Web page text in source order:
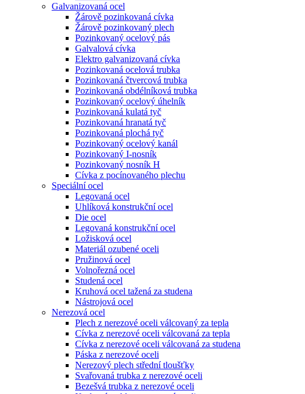
Galvanizovaná ocel
Žárově pozinkovaná cívka
Žárově pozinkovaný plech
Pozinkovaný ocelový pás
Galvalová cívka
Elektro galvanizovaná cívka
Pozinkovaná ocelová trubka
Pozinkovaná čtvercová trubka
Pozinkovaná obdélníková trubka
Pozinkovaný ocelový úhelník
Pozinkovaná kulatá tyč
Pozinkovaná hranatá tyč
Pozinkovaná plochá tyč
Pozinkovaný ocelový kanál
Pozinkovaný I-nosník
Pozinkovaný nosník H
Cívka z pocínovaného plechu
Speciální ocel
Legovaná ocel
Uhlíková konstrukční ocel
Die ocel
Legovaná konstrukční ocel
Ložisková ocel
Materiál ozubené oceli
Pružinová ocel
Volnořezná ocel
Studená ocel
Kruhová ocel tažená za studena
Nástrojová ocel
Nerezová ocel
Plech z nerezové oceli válcovaný za tepla
Cívka z nerezové oceli válcovaná za tepla
Cívka z nerezové oceli válcovaná za studena
Páska z nerezové oceli
Nerezový plech střední tloušťky
Svařovaná trubka z nerezové oceli
Bezešvá trubka z nerezové oceli